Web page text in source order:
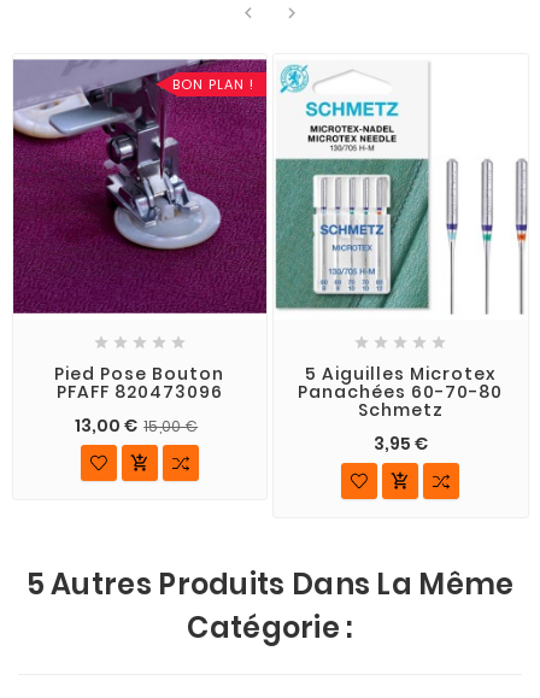
 
BON PLAN !
    
Pied Pose Bouton
PFAFF 820473096
13,00 € 15,00 €

    
5 Aiguilles Microtex
Panachées 60-70-80
Schmetz
3,95 €

5 Autres Produits Dans La Même
Catégorie :